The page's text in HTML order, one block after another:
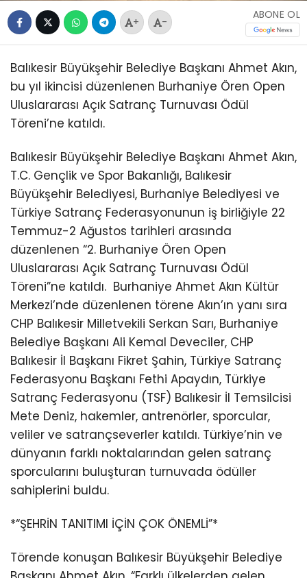
+ -
ABONE OL
Balıkesir Büyükşehir Belediye Başkanı Ahmet Akın,
bu yıl ikincisi düzenlenen Burhaniye Ören Open
Uluslararası Açık Satranç Turnuvası Ödül
Töreni’ne katıldı.
Balıkesir Büyükşehir Belediye Başkanı Ahmet Akın,
T.C. Gençlik ve Spor Bakanlığı, Balıkesir
Büyükşehir Belediyesi, Burhaniye Belediyesi ve
Türkiye Satranç Federasyonunun iş birliğiyle 22
Temmuz-2 Ağustos tarihleri arasında
düzenlenen “2. Burhaniye Ören Open
Uluslararası Açık Satranç Turnuvası Ödül
Töreni”ne katıldı. Burhaniye Ahmet Akın Kültür
Merkezi’nde düzenlenen törene Akın’ın yanı sıra
CHP Balıkesir Milletvekili Serkan Sarı, Burhaniye
Belediye Başkanı Ali Kemal Deveciler, CHP
Balıkesir İl Başkanı Fikret Şahin, Türkiye Satranç
Federasyonu Başkanı Fethi Apaydın, Türkiye
Satranç Federasyonu (TSF) Balıkesir İl Temsilcisi
Mete Deniz, hakemler, antrenörler, sporcular,
veliler ve satrançseverler katıldı. Türkiye’nin ve
dünyanın farklı noktalarından gelen satranç
sporcularını buluşturan turnuvada ödüller
sahiplerini buldu.
*“ŞEHRİN TANITIMI İÇİN ÇOK ÖNEMLİ”*
Törende konuşan Balıkesir Büyükşehir Belediye